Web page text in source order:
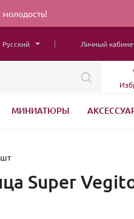
Русский Личный
МИНИАТЮРЫ
Super